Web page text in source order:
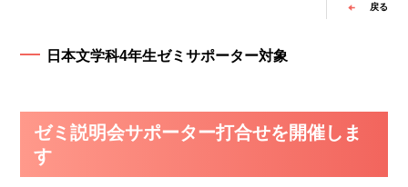
戻る
日本文学科4年生ゼミサポーター対象
ゼミ説明会サポーター打合せを開催しま
す